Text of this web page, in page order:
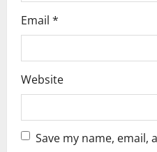
Email *
Website
Save my name, email,